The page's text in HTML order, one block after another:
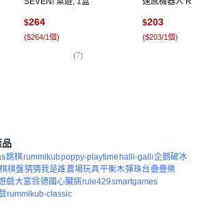
$264
($264/1個)
(7)
$203
($203/1個)
品
跳棋rummikubpoppy-playtime halli-galli企鵝破冰
棋盤猜猜我是誰農場玩具平衡木彈珠台 疊疊樂
戲大富翁德國心臟病rule429smartgames
rummikub-classic